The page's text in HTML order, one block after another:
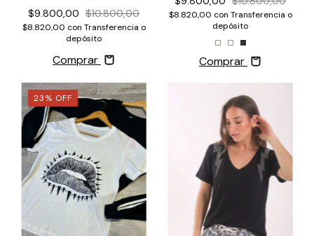
$9.800,00 $10.800,00
$8.820,00 con Transferencia o
depósito
Comprar
$8.820,00 con Transferencia o
depósito
Comprar
23% OFF